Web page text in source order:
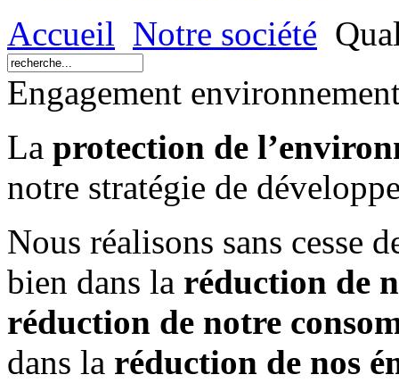
Accueil Notre société
Engagement
La protection de
notre stratégie de
Nous réalisons sans cesse
bien dans la réduction de
réduction de notre
dans la réduction de nos